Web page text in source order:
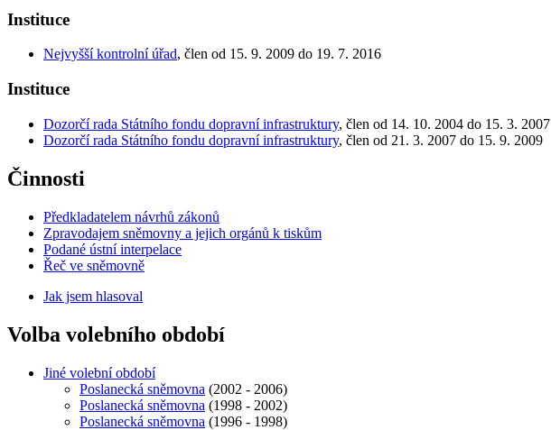
Instituce
Nejvyšší kontrolní úřad, člen od 15. 9. 2009 do 19. 7. 2016
Instituce
Dozorčí rada Státního fondu dopravní infrastruktury, člen od 14. 10. 2004 do 15. 3. 2007
Dozorčí rada Státního fondu dopravní infrastruktury, člen od 21. 3. 2007 do 15. 9. 2009
Činnosti
Předkladatelem návrhů zákonů
Zpravodajem sněmovny a jejich orgánů k tiskům
Podané ústní interpelace
Řeč ve sněmovně
Jak jsem hlasoval
Volba volebního období
Jiné volební období
Poslanecká sněmovna (2002 - 2006)
Poslanecká sněmovna (1998 - 2002)
Poslanecká sněmovna (1996 - 1998)